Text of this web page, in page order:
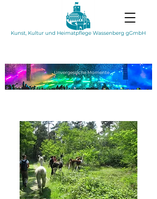
Kunst, Kultur und Heimatpflege Wassenberg gGmbH
UnvergesslicheMomente